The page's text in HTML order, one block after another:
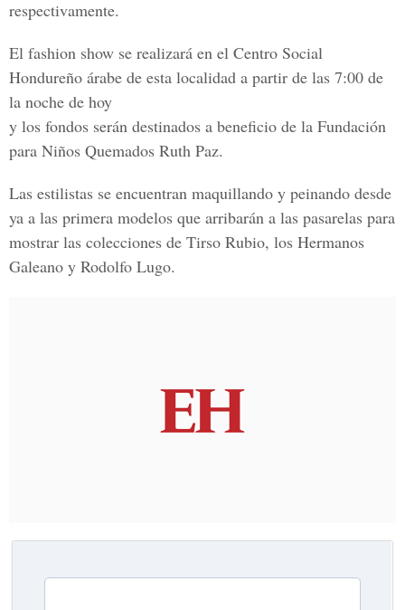
respectivamente.
El fashion show se realizará en el Centro Social
Hondureño árabe de esta localidad a partir de las 7:00 de
la noche de hoy
y los fondos serán destinados a beneficio de la Fundación
para Niños Quemados Ruth Paz.
Las estilistas se encuentran maquillando y peinando desde
ya a las primera modelos que arribarán a las pasarelas para
mostrar las colecciones de Tirso Rubio, los Hermanos
Galeano y Rodolfo Lugo.